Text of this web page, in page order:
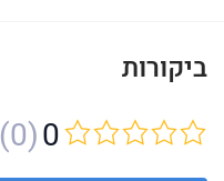
ביקורות
(0)0